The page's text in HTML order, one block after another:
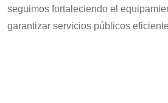
seguimos fortaleciendo el
garantizar servicios públicos